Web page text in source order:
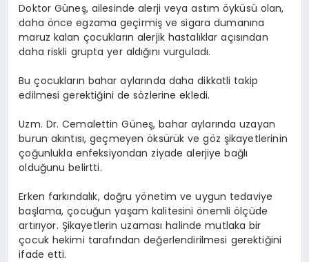
Doktor Güneş, ailesinde alerji veya astım öyküsü olan,
daha önce egzama geçirmiş ve sigara dumanına
maruz kalan çocukların alerjik hastalıklar açısından
daha riskli grupta yer aldığını vurguladı.
Bu çocukların bahar aylarında daha dikkatli takip
edilmesi gerektiğini de sözlerine ekledi.
Uzm. Dr. Cemalettin Güneş, bahar aylarında uzayan
burun akıntısı, geçmeyen öksürük ve göz şikayetlerinin
çoğunlukla enfeksiyondan ziyade alerjiye bağlı
olduğunu belirtti.
Erken farkındalık, doğru yönetim ve uygun tedaviye
başlama, çocuğun yaşam kalitesini önemli ölçüde
artırıyor. Şikayetlerin uzaması halinde mutlaka bir
çocuk hekimi tarafından değerlendirilmesi gerektiğini
ifade etti.